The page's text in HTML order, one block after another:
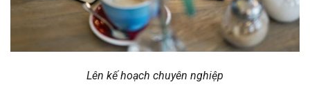
Lên kế hoạch chuyên nghiệp